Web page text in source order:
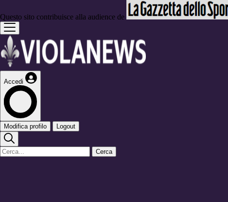
Questo sito contribuisce alla audience de
Accedi
Modifica profilo Logout
Cerca